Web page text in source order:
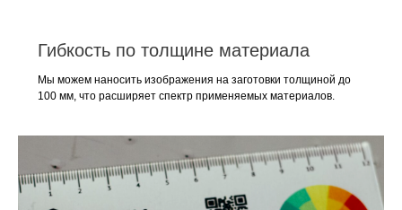
Гибкость по толщине материала
Мы можем наносить изображения на заготовки толщиной до
100 мм, что расширяет спектр применяемых материалов.